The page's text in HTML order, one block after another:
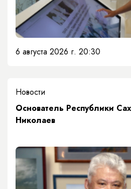
6 августа 2026 г. 20:30
Новости
Основатель Республики
Николаев